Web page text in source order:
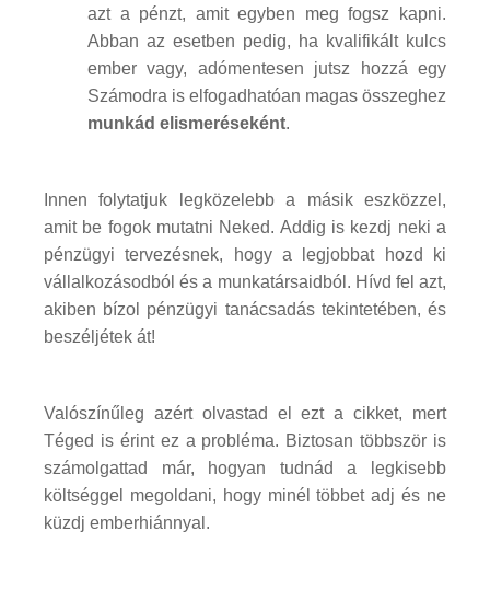
azt a pénzt, amit egyben meg fogsz kapni.
Abban az esetben pedig, ha kvalifikált kulcs
ember vagy, adómentesen jutsz hozzá egy
Számodra is elfogadhatóan magas összeghez
munkád elismeréseként.
Innen folytatjuk legközelebb a másik eszközzel,
amit be fogok mutatni Neked. Addig is kezdj neki a
pénzügyi tervezésnek, hogy a legjobbat hozd ki
vállalkozásodból és a munkatársaidból. Hívd fel azt,
akiben bízol pénzügyi tanácsadás tekintetében, és
beszéljétek át!
Valószínűleg azért olvastad el ezt a cikket, mert
Téged is érint ez a probléma. Biztosan többször is
számolgattad már, hogyan tudnád a legkisebb
költséggel megoldani, hogy minél többet adj és ne
küzdj emberhiánnyal.